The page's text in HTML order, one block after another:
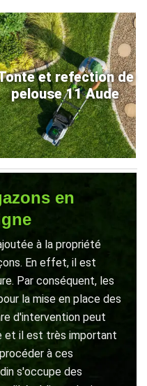
et refection de
pelouse 11 Aude
en
à la propriété
En effet, il est
Par conséquent, les
la mise en place des
d'intervention peut
et il est très important
à ces
s'occupe des